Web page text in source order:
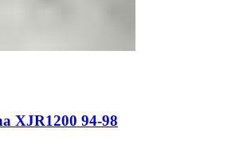
XJR1200 94-98